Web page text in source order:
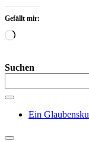
Gefällt mir:
Wird
Suchen
Ein